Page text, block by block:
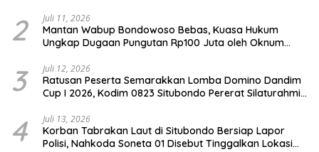
2 Juli 11, 2026
Mantan Wabup Bondowoso Bebas, Kuasa Hukum
Ungkap Dugaan Pungutan Rp100 Juta oleh Oknum
3 Juli 12, 2026
Ratusan Peserta Semarakkan Lomba Domino Dandim
Cup I 2026, Kodim 0823 Situbondo Pererat Silaturahmi
4 Juli 13, 2026
Korban Tabrakan Laut di Situbondo Bersiap Lapor
Polisi, Nahkoda Soneta 01 Disebut Tinggalkan Lokasi